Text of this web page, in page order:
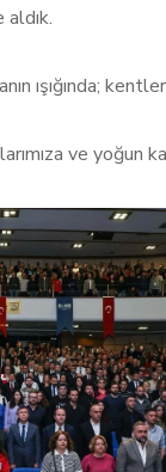
aldık.
ışığında;
ve